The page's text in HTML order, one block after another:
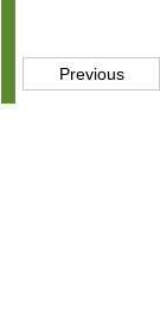
Previous